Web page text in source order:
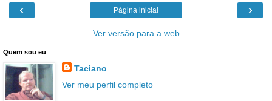
‹ ›
Página inicial
Ver versão para a web
Quem sou eu
Taciano
Ver meu perfil completo